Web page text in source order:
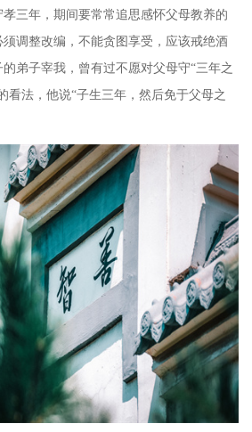
三年，期间要常常追思感怀父母教养的
调整改编，不能贪图享受，应该戒绝酒
的弟子宰我，曾有过不愿对父母守“三年之
看法，他说“子生三年，然后免于父母之